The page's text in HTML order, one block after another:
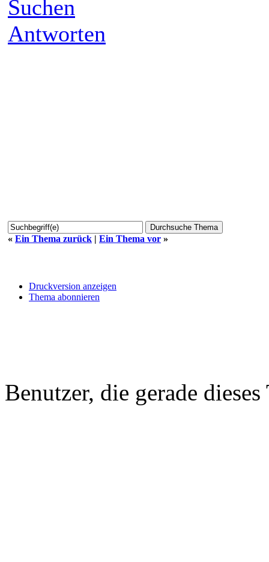
Suchen
Antworten
« Ein Thema zurück | Ein Thema vor »
Druckversion anzeigen
Thema abonnieren
Benutzer, die gerade